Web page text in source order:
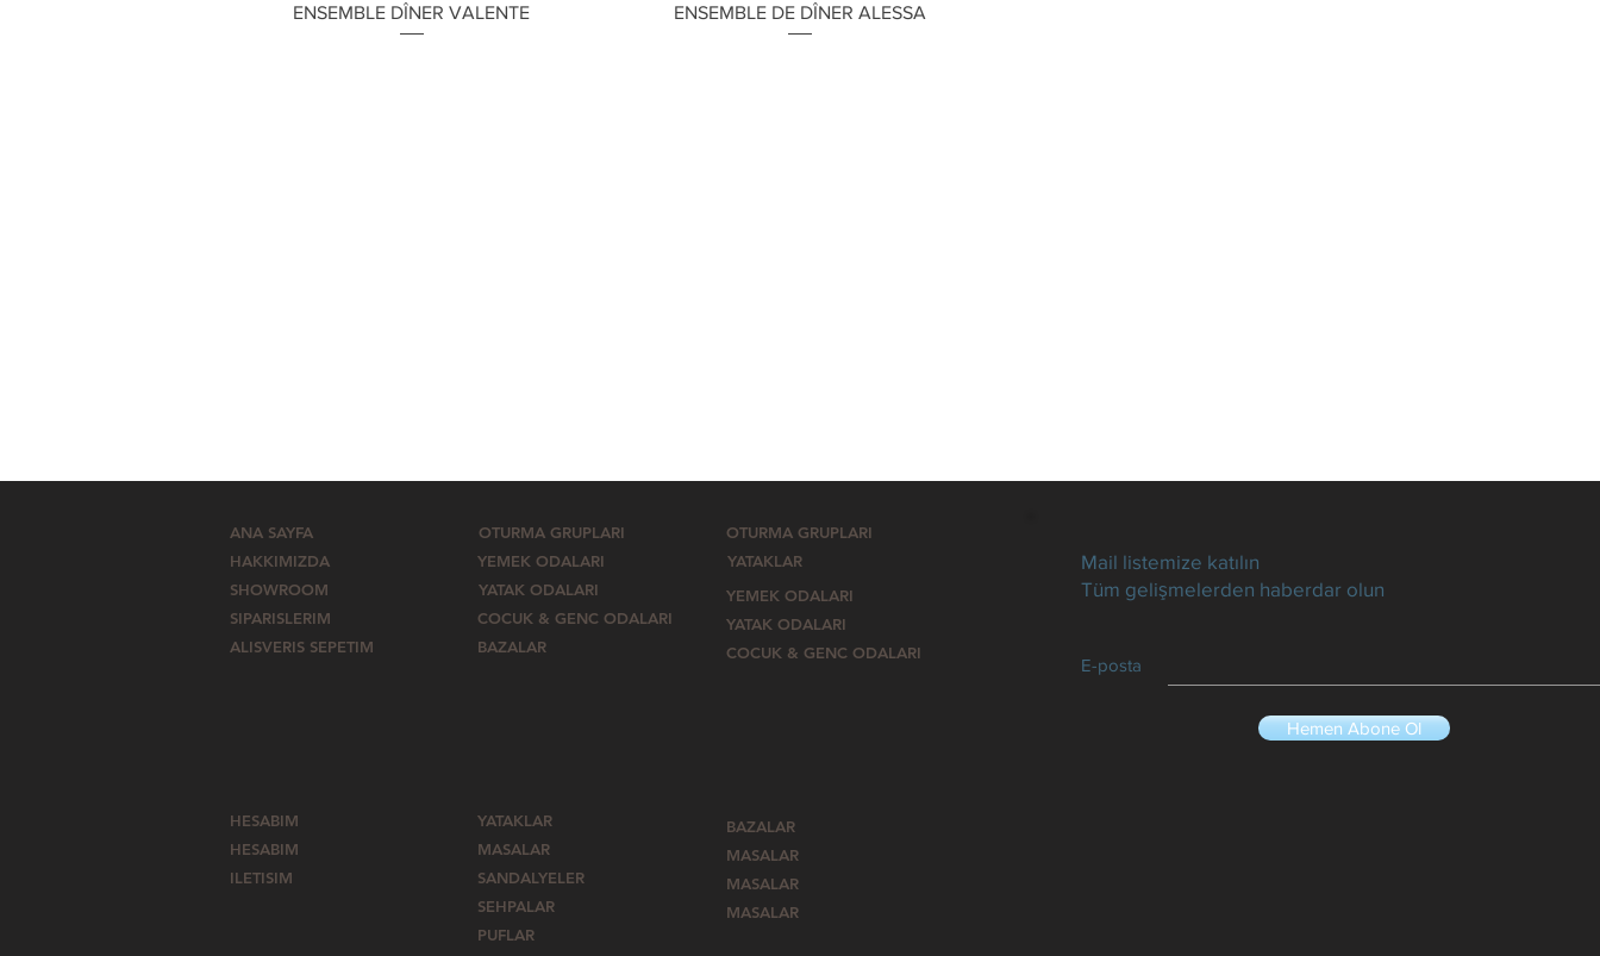
Aperçu rapide
ENSEMBLE DÎNER VALENTE Aperçu rapide
ENSEMBLE DE DÎNER ALESSA
ANA SAYFA
HAKKIMIZDA
SHOWROOM
SIPARISLERIM
ALISVERIS SEPETIM
OTURMA GRUPLARI
YEMEK ODALARI
YATAK ODALARI
COCUK & GENC ODALARI
BAZALAR
OTURMA GRUPLARI
YATAKLAR
YEMEK ODALARI
YATAK ODALARI
COCUK & GENC ODALARI
HESABIM
HESABIM
ILETISIM
YATAKLAR
MASALAR
SANDALYELER
SEHPALAR
PUFLAR
BAZALAR
MASALAR
MASALAR
MASALAR
Mail listemize katılın
Tüm gelişmelerden haberdar olun
E-posta
Hemen Abone Ol